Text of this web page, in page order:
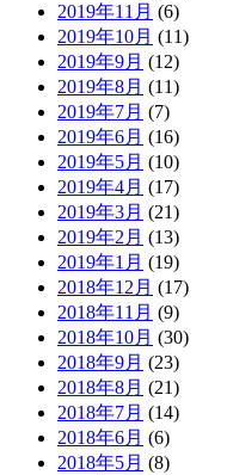
2019年11月 (6)
2019年10月 (11)
2019年9月 (12)
2019年8月 (11)
2019年7月 (7)
2019年6月 (16)
2019年5月 (10)
2019年4月 (17)
2019年3月 (21)
2019年2月 (13)
2019年1月 (19)
2018年12月 (17)
2018年11月 (9)
2018年10月 (30)
2018年9月 (23)
2018年8月 (21)
2018年7月 (14)
2018年6月 (6)
2018年5月 (8)